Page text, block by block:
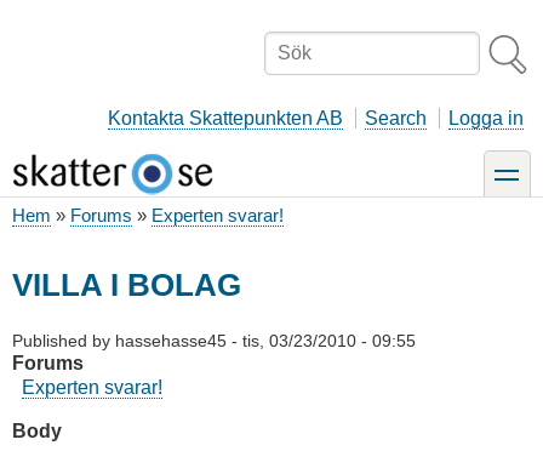
Sök
Kontakta Skattepunkten AB Search Logga in
toggle
Hem Forums Experten svarar!
VILLA I BOLAG
Published by hassehasse45 - tis, 03/23/2010 - 09:55
Forums
Experten svarar!
Body